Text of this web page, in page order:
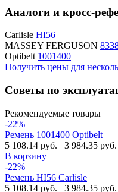
Аналоги и кросс-
Carlisle HI56
MASSEY FERGUSON
Optibelt 1001400
Получить цены для
Советы по
Рекомендуемые товары
-22%
Ремень 1001400 Optibelt
5 108.14 руб.
3 984.35 руб.
В корзину
-22%
Ремень HI56 Carlisle
5 108.14 руб.
3 984.35 руб.